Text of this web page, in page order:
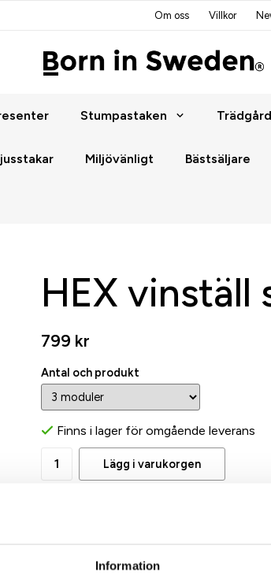
Information
Om oss Villkor
Stumpastaken Trädgård
Miljövänligt Bästsäljare
HEX vinställ
799 kr
Antal och produkt
Finns i lager för omgående leverans
Lägg i varukorgen
HEX vinställ kan bli till nästan vilken
flaskförvaring, det blir till en skulptur
gör det stabilt och säkert. Formerna är
ha det stående, eller hängande.